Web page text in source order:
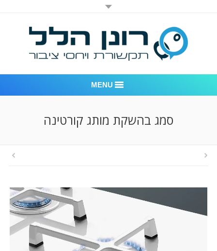
MENU
חדר חדשות
המלצות
ניהול מוניטין
סמג בהשקת מותג קורטינה